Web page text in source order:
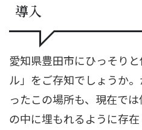
導入
愛知県豊田市にひっそり
ル」をご存知でしょうか
ったこの場所も、現在で
の中に埋もれるように存在